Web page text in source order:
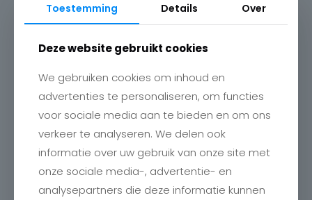
Contact
Charlotte
Romboutstraat 24
B-3740 Bilzen
Toestemming Details Over
Deze website gebruikt cookies
We gebruiken cookies om inhoud en
advertenties te personaliseren, om functies
voor sociale media aan te bieden en om ons
verkeer te analyseren. We delen ook
informatie over uw gebruik van onze site met
onze sociale media-, advertentie- en
analysepartners die deze informatie kunnen